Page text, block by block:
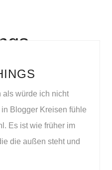
als würde ich nicht
Blogger Kreisen fühle
Es ist wie früher im
die außen steht und